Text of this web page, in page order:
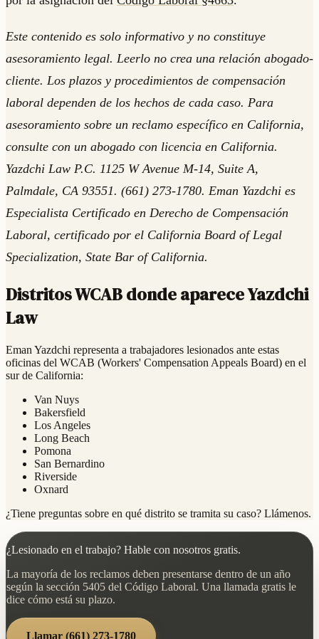
Este contenido es solo informativo y no constituye
asesoramiento legal. Leerlo no crea una relación abogado-
cliente. Los plazos y procedimientos de compensación
laboral dependen de los hechos de cada caso. Para
asesoramiento sobre un reclamo específico en California,
consulte con un abogado con licencia en California.
Yazdchi Law P.C. 1125 W Avenue M-14, Suite A,
Palmdale, CA 93551. (661) 273-1780. Eman Yazdchi es
Especialista Certificado en Derecho de Compensación
Laboral, certificado por el California Board of Legal
Specialization, State Bar of California.
Distritos WCAB donde aparece Yazdchi
Law
Eman Yazdchi representa a trabajadores lesionados ante estas
oficinas del WCAB (Workers' Compensation Appeals Board) en el
sur de California:
Van Nuys
Bakersfield
Los Angeles
Long Beach
Pomona
San Bernardino
Riverside
Oxnard
¿Tiene preguntas sobre en qué distrito se tramita su caso? Llámenos.
¿Lesionado en el trabajo? Hable con nosotros gratis.
La mayoría de los reclamos deben presentarse dentro de un año
según la sección 5405 del Código Laboral. Una llamada gratis le
dice cómo está su plazo.
Llamar (661) 273-1780